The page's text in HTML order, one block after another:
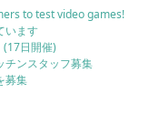
to test video games!
います
(17日開催)
チンスタッフ募集
募集